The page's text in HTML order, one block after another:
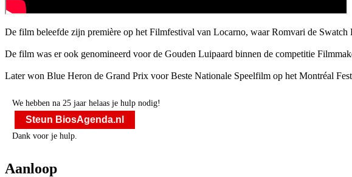
De film beleefde zijn première op het Filmfestival van Locarno, waar Romvari de
De film was er ook genomineerd voor de Gouden Luipaard binnen de competitie
Later won Blue Heron de Grand Prix voor Beste Nationale Speelfilm op het Montréal
We hebben na 25 jaar helaas je hulp nodig!
Steun BiosAgenda.nl
Dank voor je hulp.
Aanloop